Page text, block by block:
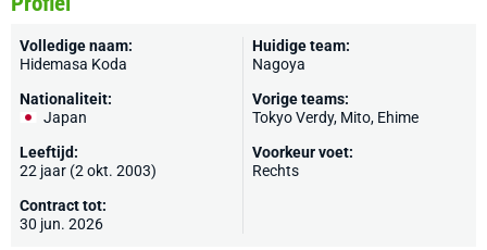
Volledige naam:
Hidemasa Koda
Nationaliteit:
Japan
Leeftijd:
22 jaar (2 okt. 2003)
Contract tot:
30 jun. 2026
Huidige team:
Nagoya
Vorige teams:
Tokyo Verdy, Mito, Ehime
Voorkeur voet:
Rechts